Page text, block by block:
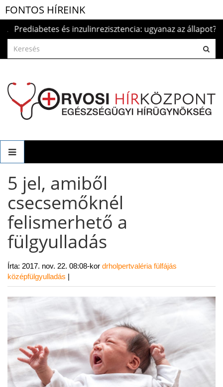
FONTOS HÍREINK
és inzulinrezisztencia: ugyanaz az állapot?
5 jel, amiből
csecsemőknél
felismerhető a
fülgyulladás
Írta: 2017. nov. 22. 08:08-kor drholpertvaléria fülfájás
középfülgyulladás |